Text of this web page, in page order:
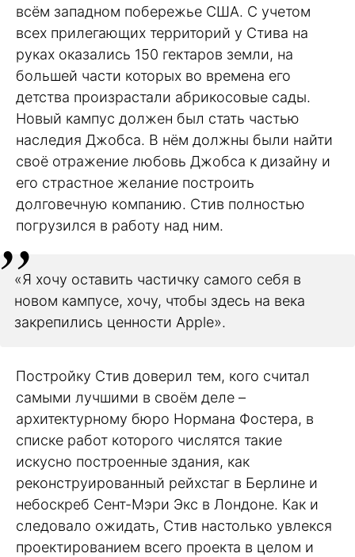
всём западном побережье США. С учетом
всех прилегающих территорий у Стива на
руках оказались 150 гектаров земли, на
большей части которых во времена его
детства произрастали абрикосовые сады.
Новый кампус должен был стать частью
наследия Джобса. В нём должны были найти
своё отражение любовь Джобса к дизайну и
его страстное желание построить
долговечную компанию. Стив полностью
погрузился в работу над ним.
«Я хочу оставить частичку самого себя в
новом кампусе, хочу, чтобы здесь на века
закрепились ценности Apple».
Постройку Стив доверил тем, кого считал
самыми лучшими в своём деле –
архитектурному бюро Нормана Фостера, в
списке работ которого числятся такие
искусно построенные здания, как
реконструированный рейхстаг в Берлине и
небоскреб Сент-Мэри Экс в Лондоне. Как и
следовало ожидать, Стив настолько увлекся
проектированием всего проекта в целом и